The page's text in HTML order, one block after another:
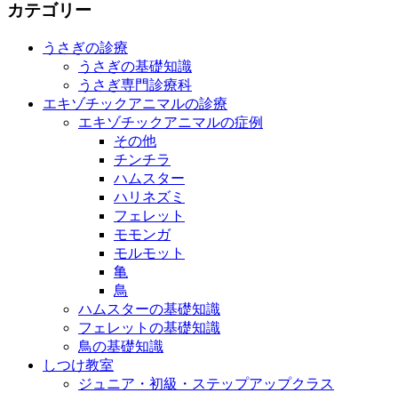
カテゴリー
うさぎの診療
うさぎの基礎知識
うさぎ専門診療科
エキゾチックアニマルの診療
エキゾチックアニマルの症例
その他
チンチラ
ハムスター
ハリネズミ
フェレット
モモンガ
モルモット
亀
鳥
ハムスターの基礎知識
フェレットの基礎知識
鳥の基礎知識
しつけ教室
ジュニア・初級・ステップアップクラス